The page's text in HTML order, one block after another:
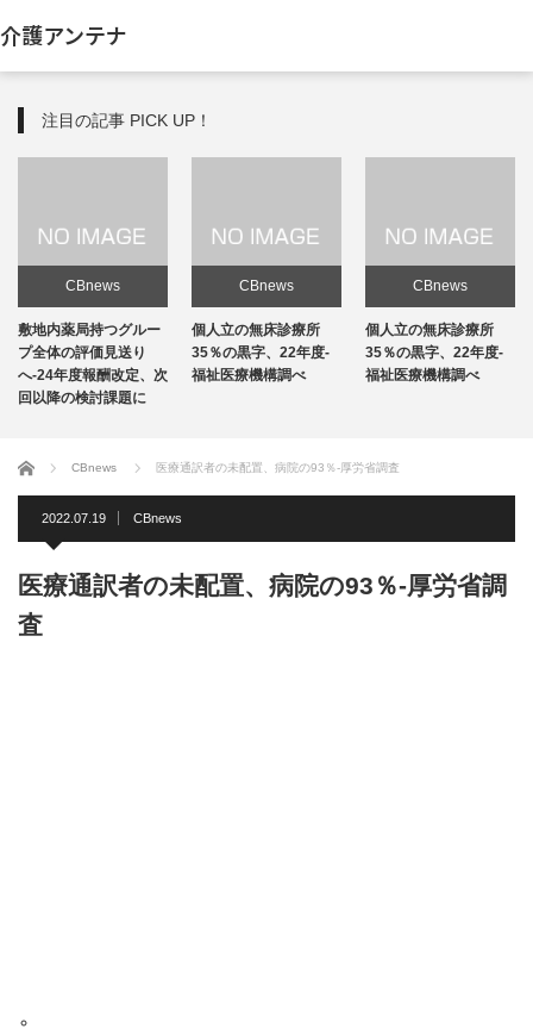
介護アンテナ
注目の記事 PICK UP！
CBnews
敷地内薬局持つグルー
プ全体の評価見送り
へ-24年度報酬改定、次
回以降の検討課題に
CBnews
個人立の無床診療所
35％の黒字、22年度-
福祉医療機構調べ
CBnews
個人立の無床診療所
35％の黒字、22年度-
福祉医療機構調べ
ホーム CBnews 医療通訳者の未配置、病院の93％-厚労省調査
2022.07.19 CBnews
医療通訳者の未配置、病院の93％-厚労省調
査